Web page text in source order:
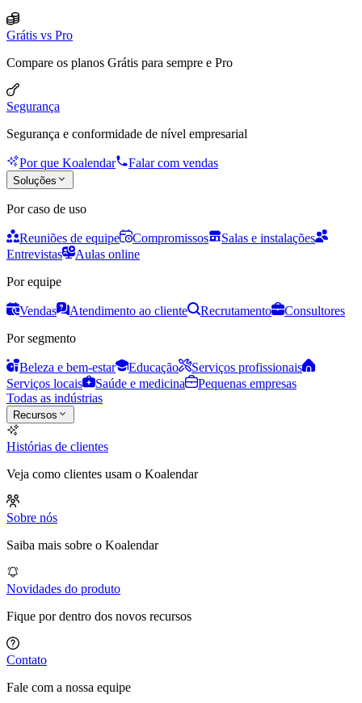
Grátis vs Pro
Compare os planos Grátis para sempre e Pro
Segurança
Segurança e conformidade de nível empresarial
Por que Koalendar Falar com vendas
Soluções
Por caso de uso
Reuniões de equipe Compromissos
Salas e instalações
Entrevistas
Aulas online
Por equipe
Vendas Atendimento ao cliente Recrutamento
Consultores
Por segmento
Beleza e bem-estar Educação
Serviços profissionais
Serviços locais
Saúde e medicina
Pequenas empresas
Todas as indústrias
Recursos
Histórias de clientes
Veja como clientes usam o Koalendar
Sobre nós
Saiba mais sobre o Koalendar
Novidades do produto
Fique por dentro dos novos recursos
Contato
Fale com a nossa equipe